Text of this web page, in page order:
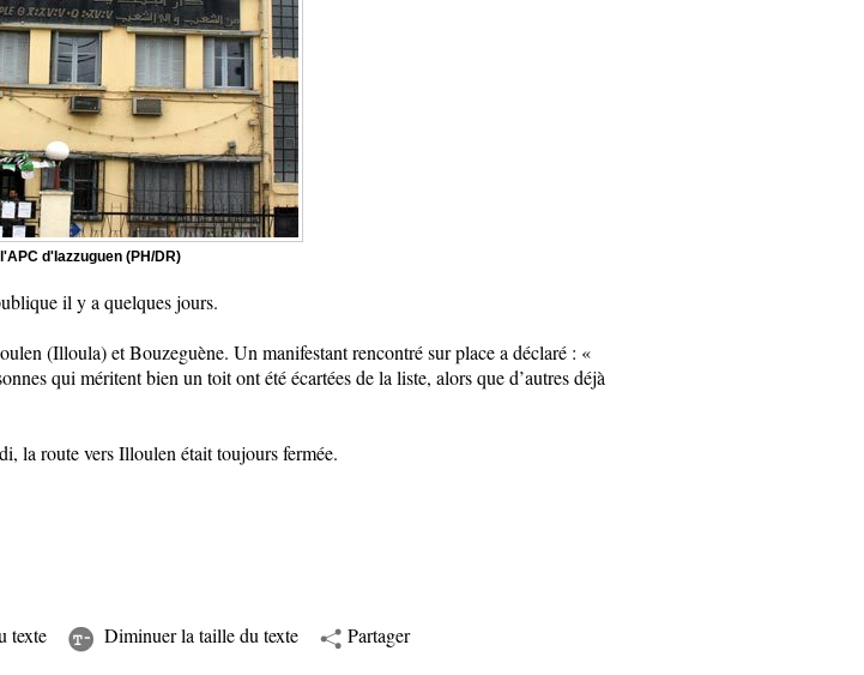
d'Iazzuguen (PH/DR)
il y a quelques jours.
(Illoula) et Bouzeguène. Un manifestant rencontré sur place a déclaré : «
qui méritent bien un toit ont été écartées de la liste, alors que d’autres déjà
la route vers Illoulen était toujours fermée.
texte Diminuer la taille du texte Partager